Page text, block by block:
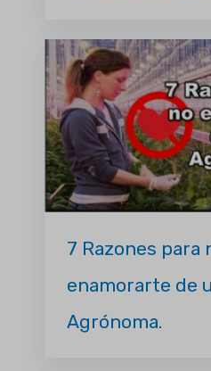
7 Razones para
enamorarte de
Agrónoma.